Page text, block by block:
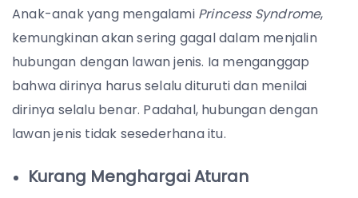
Anak-anak yang mengalamiPrincess Syndrome,
kemungkinan akan sering gagal dalam menjalin
hubungan dengan lawan jenis. Ia menganggap
bahwa dirinya harus selalu dituruti dan menilai
dirinya selalu benar. Padahal, hubungan dengan
lawan jenis tidak sesederhana itu.
Kurang Menghargai Aturan